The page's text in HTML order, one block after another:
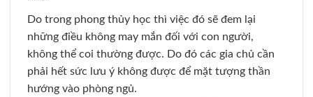
Do trong phong thủy học thì việc đó sẽ đem lại
những điều không may mắn đối với con người,
không thể coi thường được. Do đó các gia chủ cần
phải hết sức lưu ý không được để mặt tượng thần
hướng vào phòng ngủ.